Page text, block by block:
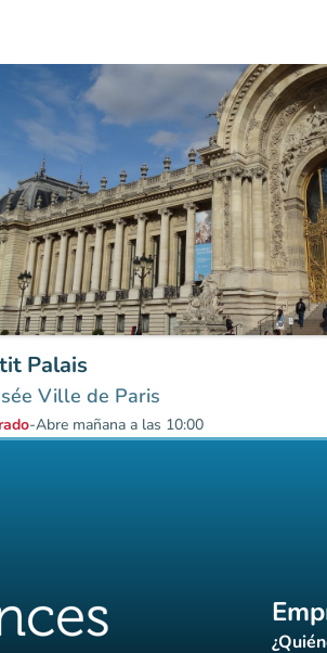
Palais
Ville de Paris
-Abre mañana a las 10:00